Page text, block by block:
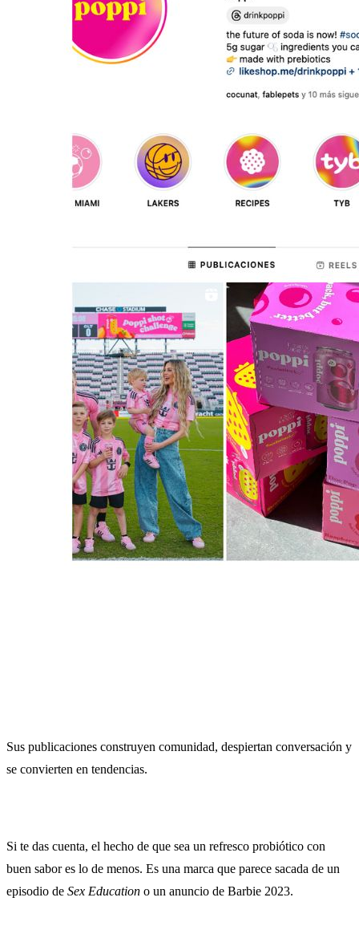
Sus publicaciones construyen comunidad, despiertan conversación y
se convierten en tendencias.
Si te das cuenta, el hecho de que sea un refresco probiótico con
buen sabor es lo de menos. Es una marca que parece sacada de un
episodio de Sex Education o un anuncio de Barbie 2023.